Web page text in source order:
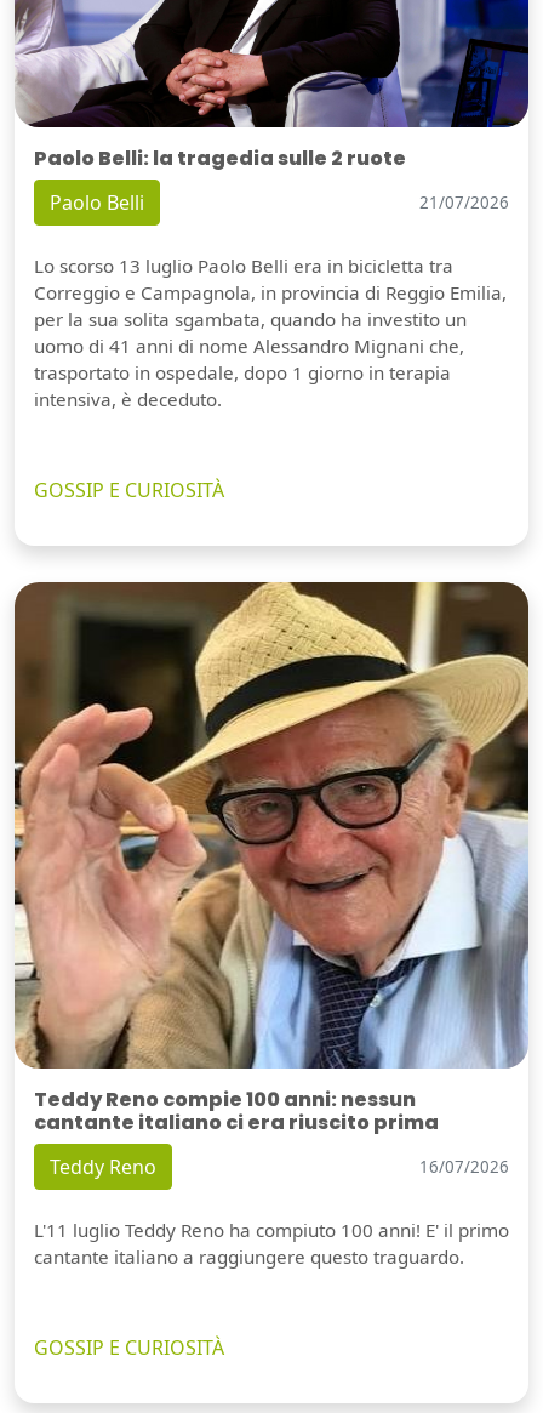
Paolo Belli: la tragedia sulle 2 ruote
Paolo Belli 21/07/2026
Lo scorso 13 luglio Paolo Belli era in bicicletta tra
Correggio e Campagnola, in provincia di Reggio Emilia,
per la sua solita sgambata, quando ha investito un
uomo di 41 anni di nome Alessandro Mignani che,
trasportato in ospedale, dopo 1 giorno in terapia
intensiva, è deceduto.
GOSSIP E CURIOSITÀ
Teddy Reno compie 100 anni: nessun
cantante italiano ci era riuscito prima
Teddy Reno 16/07/2026
L'11 luglio Teddy Reno ha compiuto 100 anni! E' il primo
cantante italiano a raggiungere questo traguardo.
GOSSIP E CURIOSITÀ